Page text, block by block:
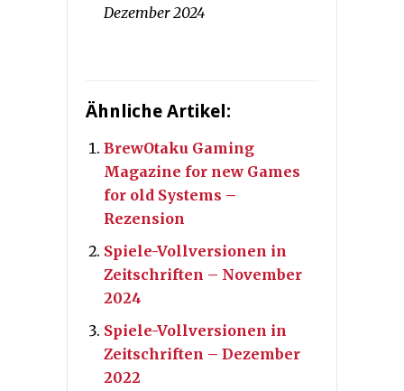
Dezember 2024
Ähnliche Artikel:
BrewOtaku Gaming
Magazine for new Games
for old Systems –
Rezension
Spiele-Vollversionen in
Zeitschriften – November
2024
Spiele-Vollversionen in
Zeitschriften – Dezember
2022